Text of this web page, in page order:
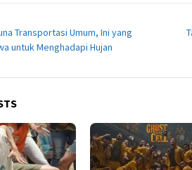
Transportasi Umum, Ini yang
untuk Menghadapi Hujan